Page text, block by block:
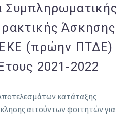
Συμπληρωματικής
Άσκησης
(πρώην ΠΤΔΕ)
2021-2022
κατάταξης
αιτούντων φοιτητών για